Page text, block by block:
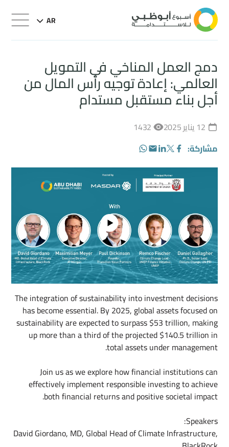
AR
دمج العمل المناخي في التمويل
العالمي: إعادة توجيه رأس المال من
أجل بناء مستقبل مستدام
12 يناير 2025
1432
مشاركة: Facebook
Twitter
LinkedIn
Email
WhatsApp
The integration of sustainability into investment decisions
has become essential. By 2025, global assets focused on
sustainability are expected to surpass $53 trillion, making
up more than a third of the projected $140.5 trillion in
total assets under management. ​ ​
Join us as we explore how financial institutions can
effectively implement responsible investing to achieve
both financial returns and positive societal impact. ​
Speakers:
David Giordano, MD, Global Head of Climate Infrastructure,